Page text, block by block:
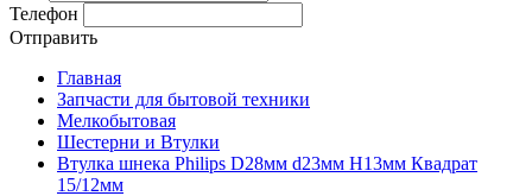
Телефон
Отправить
Главная
Запчасти для бытовой техники
Мелкобытовая
Шестерни и Втулки
Втулка шнека Philips D28мм d23мм H13мм Квадрат
15/12мм